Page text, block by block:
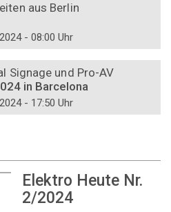
aus Berlin
- 08:00 Uhr
Signage und Pro-AV
in Barcelona
- 17:50 Uhr
Elektro Heute Nr.
2/2024